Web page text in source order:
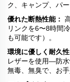
ク、キャンプ、パ
優れた断熱性能：
リンクを6〜8時間
も可能です）。
環境に優しく耐久
レザーを使用—防
無毒、無臭で、お手